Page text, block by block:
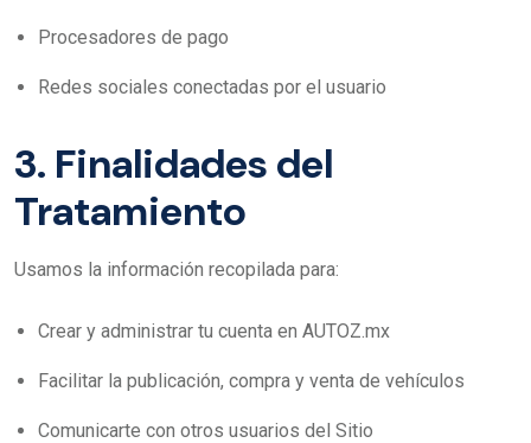
Procesadores de pago
Redes sociales conectadas por el usuario
3. Finalidades del
Tratamiento
Usamos la información recopilada para:
Crear y administrar tu cuenta en AUTOZ.mx
Facilitar la publicación, compra y venta de vehículos
Comunicarte con otros usuarios del Sitio